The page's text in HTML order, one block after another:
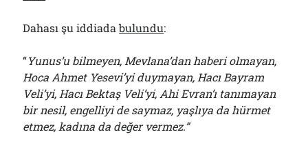
Dahası şu iddiadabulundu:
“Yunus’u bilmeyen, Mevlana’dan haberi olmayan,
Hoca Ahmet Yesevi’yi duymayan, Hacı Bayram
Veli’yi, Hacı Bektaş Veli’yi, Ahi Evran’ı tanımayan
bir nesil, engelliyi de saymaz, yaşlıya da hürmet
etmez, kadına da değer vermez.”